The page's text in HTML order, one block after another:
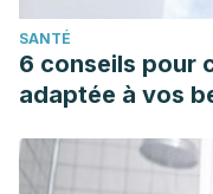
SANTÉ
6 conseils pour
adaptée à vos